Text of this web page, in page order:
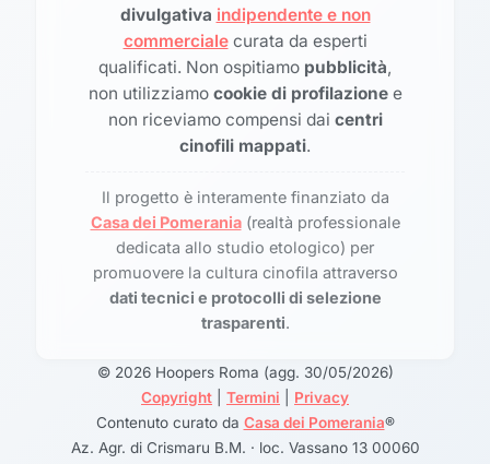
divulgativa indipendente e non
commercialecurata da esperti
qualificati. Non ospitiamo pubblicità,
non utilizziamo cookie di profilazionee
non riceviamo compensi dai centri
cinofili mappati.
Il progetto è interamente finanziato da
Casa dei Pomerania(realtà professionale
dedicata allo studio etologico) per
promuovere la cultura cinofila attraverso
dati tecnici e protocolli di selezione
trasparenti.
© 2026 Hoopers Roma (agg. 30/05/2026)
Copyright
Termini
Privacy
Contenuto curato da Casa dei Pomerania®
Az. Agr. di Crismaru B.M. · loc. Vassano 13 00060